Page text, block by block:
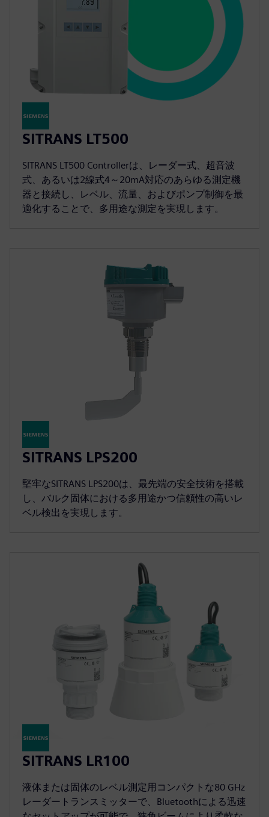
SITRANS LT500
SITRANS LT500 Controllerは、レーダー式、超音波
式、あるいは2線式4～20mA対応のあらゆる測定機
器と接続し、レベル、流量、およびポンプ制御を最
適化することで、多用途な測定を実現します。
SITRANS LPS200
堅牢なSITRANS LPS200は、最先端の安全技術を搭載
し、バルク固体における多用途かつ信頼性の高いレ
ベル検出を実現します。
SITRANS LR100
液体または固体のレベル測定用コンパクトな80 GHz
レーダートランスミッターで、Bluetoothによる迅速